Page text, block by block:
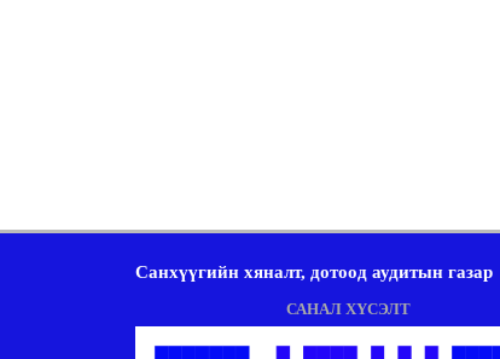
Санхүүгийн хяналт, дотоод аудитын газар
САНАЛ ХҮСЭЛТ